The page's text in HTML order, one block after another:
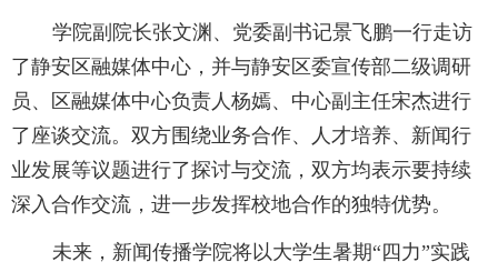
学院副院长张文渊、党委副书记景飞鹏一行走访
了静安区融媒体中心，并与静安区委宣传部二级调研
员、区融媒体中心负责人杨嫣、中心副主任宋杰进行
了座谈交流。双方围绕业务合作、人才培养、新闻行
业发展等议题进行了探讨与交流，双方均表示要持续
深入合作交流，进一步发挥校地合作的独特优势。
未来，新闻传播学院将以大学生暑期“四力”实践